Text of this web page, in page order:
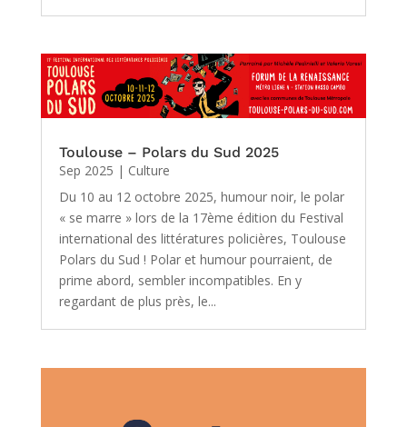
Toulouse – Polars du Sud 2025
Sep 2025 | Culture
Du 10 au 12 octobre 2025, humour noir, le polar
« se marre » lors de la 17ème édition du Festival
international des littératures policières, Toulouse
Polars du Sud ! Polar et humour pourraient, de
prime abord, sembler incompatibles. En y
regardant de plus près, le...